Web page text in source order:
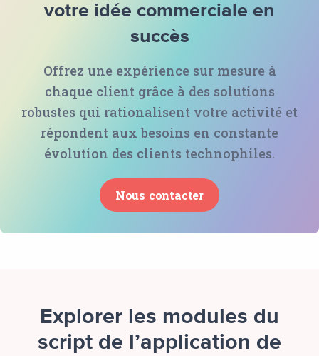
votre idée commerciale en
succès
Offrez une expérience sur mesure à
chaque client grâce à des solutions
robustes qui rationalisent votre activité et
répondent aux besoins en constante
évolution des clients technophiles.
Nous contacter
Explorer les modules du
script de l’application de